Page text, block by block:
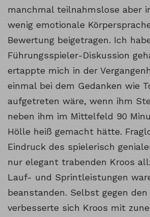
manchmal teilnahmslose aber
wenig emotionale
Bewertung beigetragen. Ich
Führungsspieler-Diskussion
ertappte mich in der
einmal bei dem Gedanken wie
aufgetreten wäre, wenn ihm
neben ihm im Mittelfeld 90
Hölle heiß gemacht hätte.
Eindruck des spielerisch
nur elegant trabenden Kroos
Lauf- und Sprintleistungen
beanstanden. Selbst gegen den
verbesserte sich Kroos mit